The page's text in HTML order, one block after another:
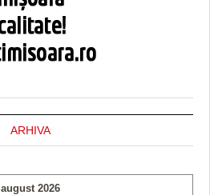
ARHIVA
august 2026